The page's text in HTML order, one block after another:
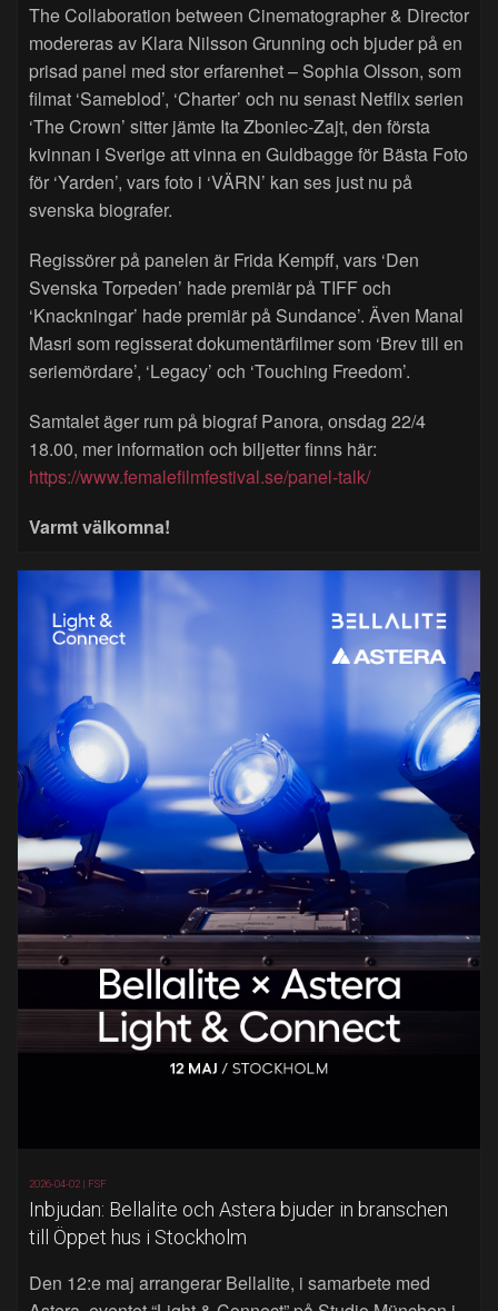
The Collaboration between Cinematographer & Director
modereras av Klara Nilsson Grunning och bjuder på en
prisad panel med stor erfarenhet – Sophia Olsson, som
filmat ‘Sameblod’, ‘Charter’ och nu senast Netflix serien
‘The Crown’ sitter jämte Ita Zboniec-Zajt, den första
kvinnan i Sverige att vinna en Guldbagge för Bästa Foto
för ‘Yarden’, vars foto i ‘VÄRN’ kan ses just nu på
svenska biografer.
Regissörer på panelen är Frida Kempff, vars ‘Den
Svenska Torpeden’ hade premiär på TIFF och
‘Knackningar’ hade premiär på Sundance’. Även Manal
Masri som regisserat dokumentärfilmer som ‘Brev till en
seriemördare’, ‘Legacy’ och ‘Touching Freedom’.
Samtalet äger rum på biograf Panora, onsdag 22/4
18.00, mer information och biljetter finns här:
https://www.femalefilmfestival.se/panel-talk/
Varmt välkomna!
2026-04-02 | FSF
Inbjudan: Bellalite och Astera bjuder in branschen
till Öppet hus i Stockholm
Den 12:e maj arrangerar Bellalite, i samarbete med